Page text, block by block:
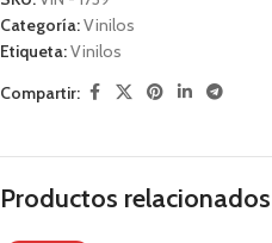
Categoría:Vinilos
Etiqueta:Vinilos
Compartir:
Productos relacionados